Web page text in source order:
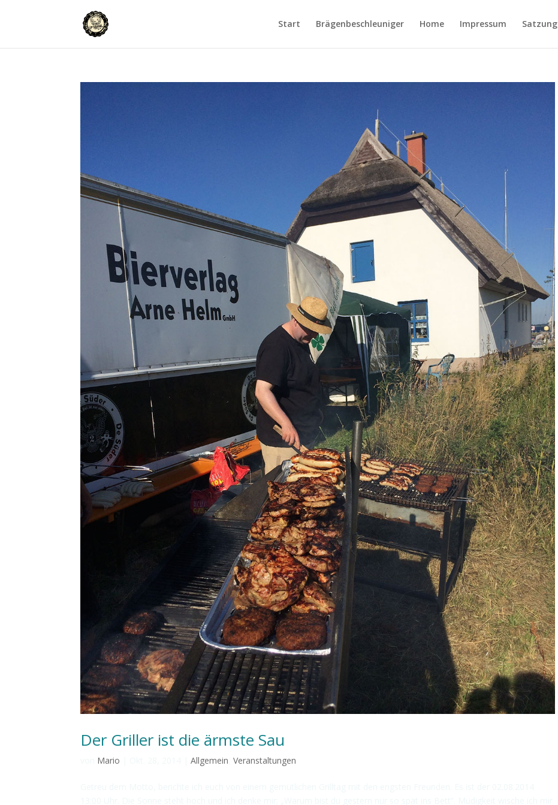
Start Brägenbeschleuniger Home Impressum Satzung
Der Griller ist die ärmste Sau
Mario |Allgemein ,Veranstaltungen